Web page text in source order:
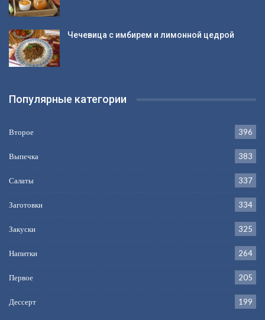
Чечевица с имбирем и лимонной цедрой
Популярные категории
Второе 396
Выпечка 383
Салаты 337
Заготовки 334
Закуски 325
Напитки 264
Первое 205
Дессерт 199